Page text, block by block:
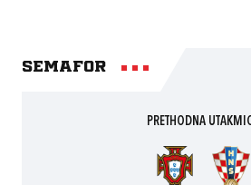
Semafor
PRETHODNA